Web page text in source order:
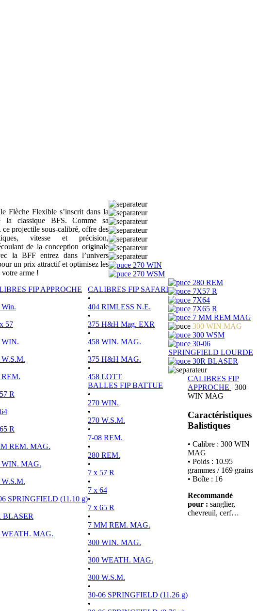
Flèche Flexible s’inscrit dans la
la classique BFS. Comme sa
projectile sous-calibré, offre des
vitesse et précision,
de la conception originale
la BFF entrez dans l’univers
un prix attractif et optimisez les
votre arme !
FIP APPROCHE
Win.
57
WIN.
W.S.M.
REM.
R
R
REM. MAG.
WIN. MAG.
W.S.M.
SPRINGFIELD (11.10 g)
BLASER
WEATH. MAG.
CALIBRES FIP SAFARI
•
404 RIMLESS N.E.
•
375 H&H Mag. EXR
•
458 WIN. MAG.
•
375 H&H MAG.
•
458 LOTT
BALLES FIP BATTUE
•
270 WIN.
•
270 W.S.M.
•
7-08 REM.
•
280 REM.
•
7 x 57 R
•
7 x 64
•
7 x 65 R
•
7 MM REM. MAG.
•
300 WIN. MAG.
•
300 WEATH. MAG.
•
300 W.S.M.
•
30-06 SPRINGFIELD (11.26 g)
•
270 WIN
270 WSM
280 REM
7X57 R
7X64
7X65 R
7 MM REM MAG
300 WIN MAG
300 WSM
30-06
SPRINGFIELD LOURDE
30R BLASER
CALIBRES FIP
APPROCHE | 300
WIN MAG
Caractéristiques
Balistiques
• Calibre : 300 WIN
MAG
• Poids : 10.95
grammes / 169 grains
• Boîte : 16
Recommandé
pour : sanglier,
chevreuil, cerf…